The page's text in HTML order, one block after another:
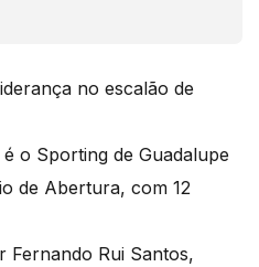
no escalão de
o Sporting de Guadalupe
de Abertura, com 12
Fernando Rui Santos,